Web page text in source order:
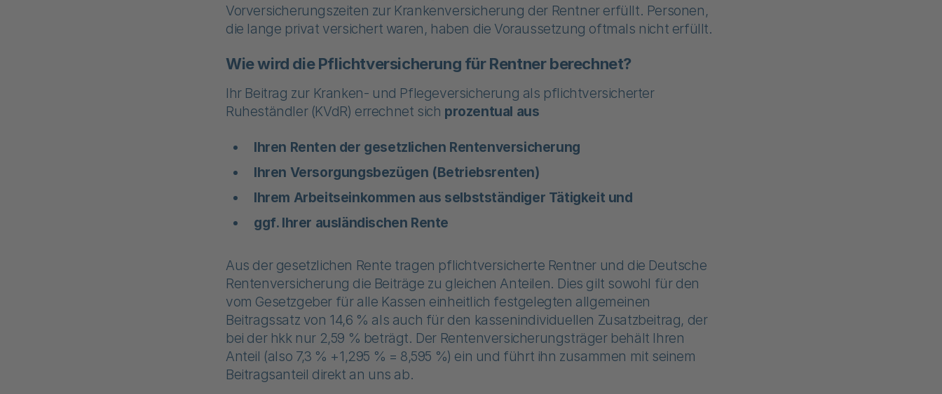
Vorversicherungszeiten zur Krankenversicherung der Rentner erfüllt. Personen,
die lange privat versichert waren, haben die Voraussetzung oftmals nicht erfüllt.
Wie wird die Pflichtversicherung für Rentner berechnet?
Ihr Beitrag zur Kranken- und Pflegeversicherung als pflichtversicherter
Ruheständler (KVdR) errechnet sich prozentual aus
Ihren Renten der gesetzlichen Rentenversicherung
Ihren Versorgungsbezügen (Betriebsrenten)
Ihrem Arbeitseinkommen aus selbstständiger Tätigkeit und
ggf. Ihrer ausländischen Rente
Aus der gesetzlichen Rente tragen pflichtversicherte Rentner und die Deutsche
Rentenversicherung die Beiträge zu gleichen Anteilen. Dies gilt sowohl für den
vom Gesetzgeber für alle Kassen einheitlich festgelegten allgemeinen
Beitragssatz von 14,6 % als auch für den kassenindividuellen Zusatzbeitrag, der
bei der hkk nur 2,59 % beträgt. Der Rentenversicherungsträger behält Ihren
Anteil (also 7,3 % +1,295 % = 8,595 %) ein und führt ihn zusammen mit seinem
Beitragsanteil direkt an uns ab.